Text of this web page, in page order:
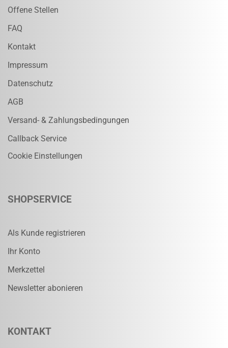
Offene Stellen
FAQ
Kontakt
Impressum
Datenschutz
AGB
Versand- & Zahlungsbedingungen
Callback Service
Cookie Einstellungen
SHOPSERVICE
Als Kunde registrieren
Ihr Konto
Merkzettel
Newsletter abonieren
KONTAKT